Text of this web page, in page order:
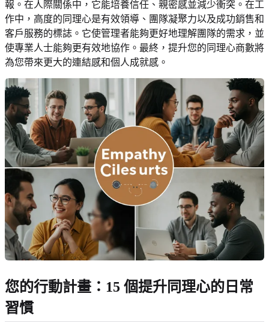
報。在人際關係中，它能培養信任、親密感並減少衝突。在工
作中，高度的同理心是有效領導、團隊凝聚力以及成功銷售和
客戶服務的標誌。它使管理者能夠更好地理解團隊的需求，並
使專業人士能夠更有效地協作。最終，提升您的同理心商數將
為您帶來更大的連結感和個人成就感。
您的行動計畫：15 個提升同理心的日常
習慣